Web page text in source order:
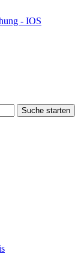
- IOS
Suche starten